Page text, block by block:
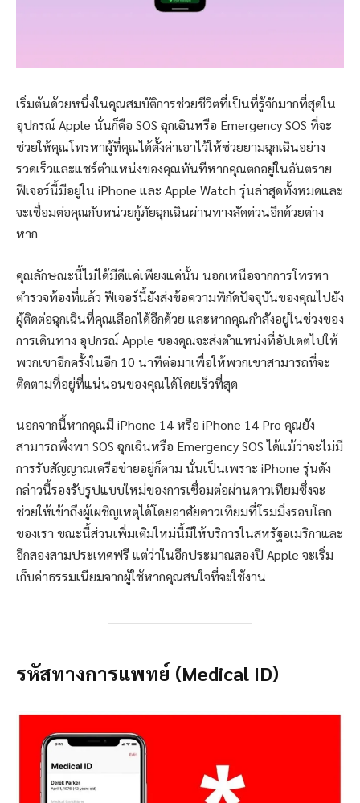
เริ่มต้นด้วยหนึ่งในคุณสมบัติการช่วยชีวิตที่เป็นที่รู้จักมากที่สุดใน
อุปกรณ์ Apple นั่นก็คือ SOS ฉุกเฉินหรือ Emergency SOS ที่จะ
ช่วยให้คุณโทรหาผู้ที่คุณได้ตั้งค่าเอาไว้ให้ช่วยยามฉุกเฉินอย่าง
รวดเร็วและแชร์ตำแหน่งของคุณทันทีหากคุณตกอยู่ในอันตราย
ฟีเจอร์นี้มีอยู่ใน iPhone และ Apple Watch รุ่นล่าสุดทั้งหมดและ
จะเชื่อมต่อคุณกับหน่วยกู้ภัยฉุกเฉินผ่านทางลัดด่วนอีกด้วยต่าง
หาก
คุณลักษณะนี้ไม่ได้มีดีแค่เพียงแค่นั้น นอกเหนือจากการโทรหา
ตำรวจท้องที่แล้ว ฟีเจอร์นี้ยังส่งข้อความพิกัดปัจจุบันของคุณไปยัง
ผู้ติดต่อฉุกเฉินที่คุณเลือกได้อีกด้วย และหากคุณกำลังอยู่ในช่วงของ
การเดินทาง อุปกรณ์ Apple ของคุณจะส่งตำแหน่งที่อัปเดตไปให้
พวกเขาอีกครั้งในอีก 10 นาทีต่อมาเพื่อให้พวกเขาสามารถที่จะ
ติดตามที่อยู่ที่แน่นอนของคุณได้โดยเร็วที่สุด
นอกจากนี้หากคุณมี iPhone 14 หรือ iPhone 14 Pro คุณยัง
สามารถพึ่งพา SOS ฉุกเฉินหรือ Emergency SOS ได้แม้ว่าจะไม่มี
การรับสัญญาณเครือข่ายอยู่ก็ตาม นั่นเป็นเพราะ iPhone รุ่นดัง
กล่าวนี้รองรับรูปแบบใหม่ของการเชื่อมต่อผ่านดาวเทียมซึ่งจะ
ช่วยให้เข้าถึงผู้เผชิญเหตุได้โดยอาศัยดาวเทียมที่โรมมิ่งรอบโลก
ของเรา ขณะนี้ส่วนเพิ่มเติมใหม่นี้มีให้บริการในสหรัฐอเมริกาและ
อีกสองสามประเทศฟรี แต่ว่าในอีกประมาณสองปี Apple จะเริ่ม
เก็บค่าธรรมเนียมจากผู้ใช้หากคุณสนใจที่จะใช้งาน
รหัสทางการแพทย์ (Medical ID)